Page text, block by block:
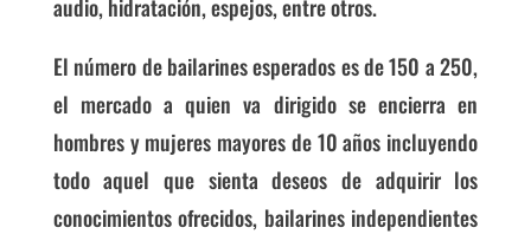
audio, hidratación, espejos, entre otros.
El número de bailarines esperados es de 150 a 250,
el mercado a quien va dirigido se encierra en
hombres y mujeres mayores de 10 años incluyendo
todo aquel que sienta deseos de adquirir los
conocimientos ofrecidos, bailarines independientes